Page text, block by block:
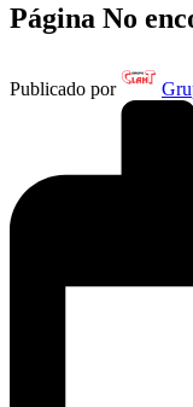
Página No
Publicado por